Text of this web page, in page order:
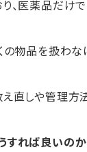
、医薬品だ
の物品を扱
直しや管理
すれば良いの